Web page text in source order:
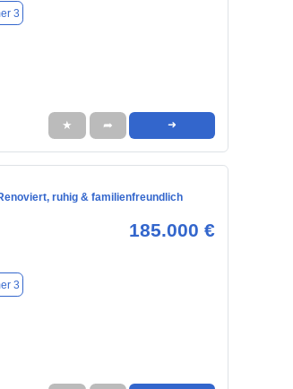
3
★ ➦ ➜
ruhig & familienfreundlich
185.000 €
3